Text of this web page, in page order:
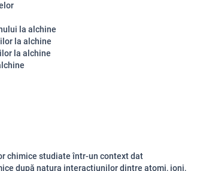
la alchine
la alchine
la alchine
chimice studiate într-un context dat
după natura interacțiunilor dintre atomi, ioni,